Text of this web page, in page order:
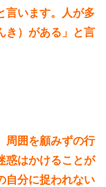
言います。人が多
き）がある」と言
周囲を顧みずの行
惑はかけることが
自分に捉われない